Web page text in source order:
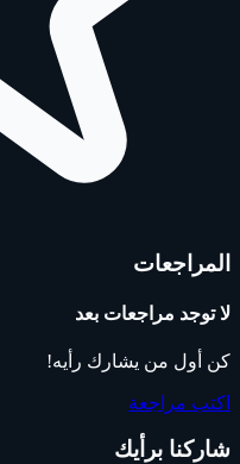
المراجعات
لا توجد مراجعات بعد
كن أول من يشارك رأيه!
اكتب مراجعة
شاركنا برأيك